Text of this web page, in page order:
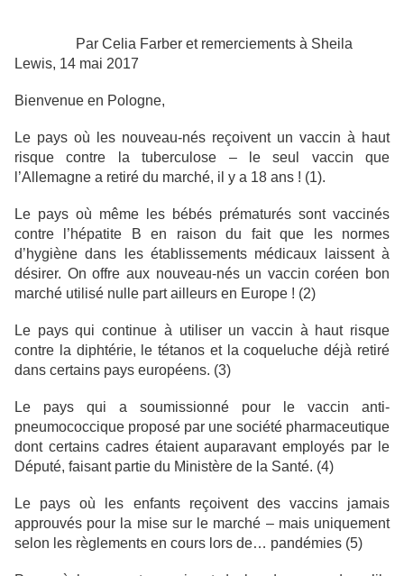
Par Celia Farber et remerciements à Sheila
Lewis, 14 mai 2017
Bienvenue en Pologne,
Le pays où les nouveau-nés reçoivent un vaccin à haut
risque contre la tuberculose – le seul vaccin que
l’Allemagne a retiré du marché, il y a 18 ans ! (1).
Le pays où même les bébés prématurés sont vaccinés
contre l’hépatite B en raison du fait que les normes
d’hygiène dans les établissements médicaux laissent à
désirer. On offre aux nouveau-nés un vaccin coréen bon
marché utilisé nulle part ailleurs en Europe ! (2)
Le pays qui continue à utiliser un vaccin à haut risque
contre la diphtérie, le tétanos et la coqueluche déjà retiré
dans certains pays européens. (3)
Le pays qui a soumissionné pour le vaccin anti-
pneumococcique proposé par une société pharmaceutique
dont certains cadres étaient auparavant employés par le
Député, faisant partie du Ministère de la Santé. (4)
Le pays où les enfants reçoivent des vaccins jamais
approuvés pour la mise sur le marché – mais uniquement
selon les règlements en cours lors de… pandémies (5)